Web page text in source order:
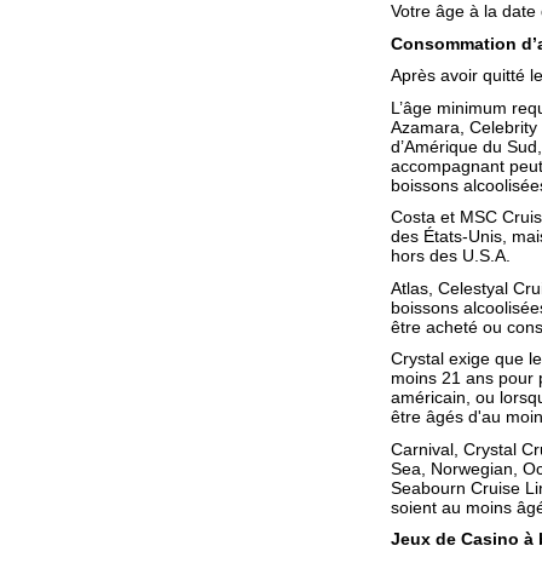
Votre âge à la
Consommation
Après avoir quitté
L’âge minimum
Azamara,
d’Amérique du
accompagnant
boissons
Costa et MSC
des États-Unis,
hors des U.S.A.
Atlas, Celestyal
boissons
être acheté ou
Crystal exige que
moins 21 ans pour
américain, ou
être âgés d'au
Carnival, Crystal
Sea, Norwegian,
Seabourn Cruise
soient au moins
Jeux de Casino à